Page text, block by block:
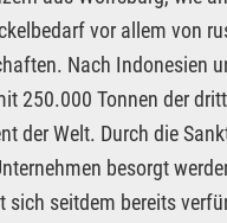
vor allem von
Nach Indonesien
250.000 Tonnen der
der Welt. Durch die
besorgt
sich seitdem bereits